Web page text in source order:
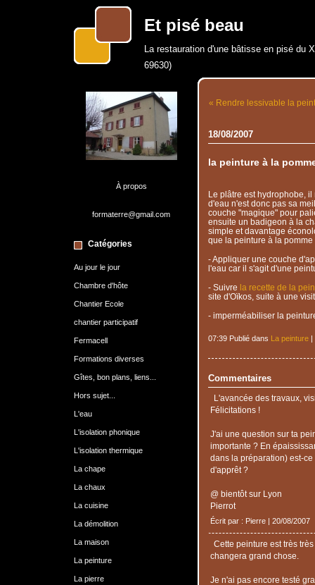
Et pisé beau
La restauration d'une bâtisse en pisé du
69630)
À propos
formaterre@gmail.com
Catégories
Au jour le jour
Chambre d'hôte
Chantier Ecole
chantier participatif
Fermacell
Formations diverses
Gîtes, bon plans, liens...
Hors sujet...
L'eau
L'isolation phonique
L'isolation thermique
La chape
La chaux
La cuisine
La démolition
La maison
La peinture
La pierre
« Rendre lessivable la
18/08/2007
la peinture à la
Le plâtre est hydrophobe,
d'eau n'est donc pas sa
couche "magique" pour
ensuite un badigeon à la
simple et davantage
que la peinture à la pomme
- Appliquer une couche
l'eau car il s'agit d'une
- Suivre la recette de la
site d'Oïkos, suite à une
- imperméabiliser la
07:39 Publié dans La peinture|
Commentaires
L'avancée des travaux,
Félicitations !
J'ai une question sur ta
importante ? En
dans la préparation) est-
d'apprêt ?
@ bientôt sur Lyon
Pierrot
Écrit par : Pierre | 20/08/2007
Cette peinture est très
changera grand chose.
Je n'ai pas encore testé